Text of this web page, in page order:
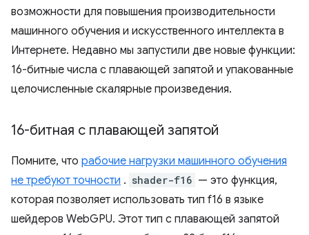
возможности для повышения производительности
машинного обучения и искусственного интеллекта в
Интернете. Недавно мы запустили две новые функции:
16-битные числа с плавающей запятой и упакованные
целочисленные скалярные произведения.
16-битная с плавающей запятой
Помните, что рабочие нагрузки машинного обучения
не требуют точности . shader-f16 — это функция,
которая позволяет использовать тип f16 в языке
шейдеров WebGPU. Этот тип с плавающей запятой